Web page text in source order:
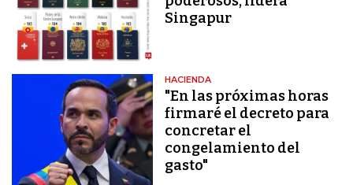
Singapur
HACIENDA
"En las próximas horas
firmaré el decreto para
concretar el
congelamiento del
gasto"